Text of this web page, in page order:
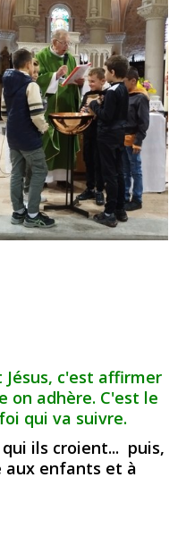
Jésus, c'est affirmer
on adhère. C'est le
qui va suivre.
ils croient... puis,
aux enfants et à